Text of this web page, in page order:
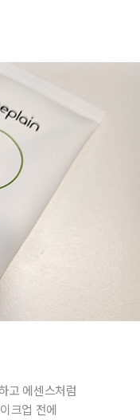
고 에센스처럼
크업 전에